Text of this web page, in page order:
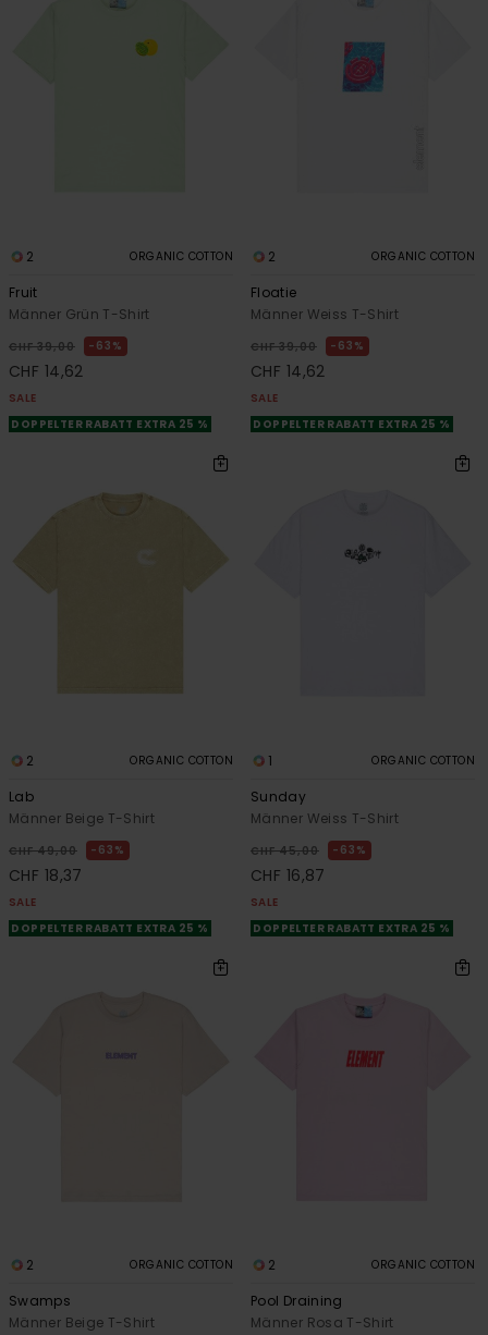
2 ORGANIC COTTON
Fruit
Männer Grün T-Shirt
CHF 39,00 63%
CHF 14,62
SALE
DOPPELTER RABATT EXTRA 25 %
2 ORGANIC COTTON
Floatie
Männer Weiss T-Shirt
CHF 39,00 63%
CHF 14,62
SALE
DOPPELTER RABATT EXTRA 25 %
2 ORGANIC COTTON
Lab
Männer Beige T-Shirt
CHF 49,00 63%
CHF 18,37
SALE
DOPPELTER RABATT EXTRA 25 %
1 ORGANIC COTTON
Sunday
Männer Weiss T-Shirt
CHF 45,00 63%
CHF 16,87
SALE
DOPPELTER RABATT EXTRA 25 %
2 ORGANIC COTTON
Swamps
Männer Beige T-Shirt
2 ORGANIC COTTON
Pool Draining
Männer Rosa T-Shirt